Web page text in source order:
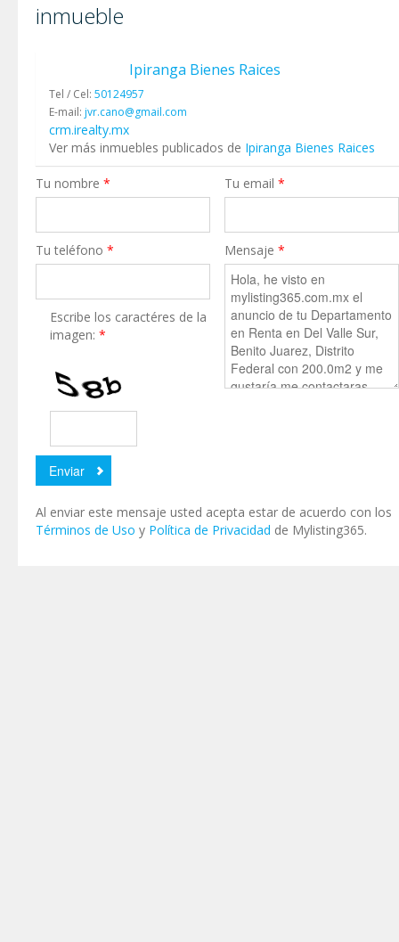
inmueble
Ipiranga Bienes Raices
Tel / Cel: 50124957
E-mail: jvr.cano@gmail.com
crm.irealty.mx
Ver más inmuebles publicados de Ipiranga Bienes Raices
Tu nombre * Tu email*
Tu teléfono * Mensaje*
Escribe los caractéres de la
imagen:*
Al enviar este mensaje usted acepta estar de acuerdo con los
Términos de Uso y Política de Privacidad de Mylisting365.